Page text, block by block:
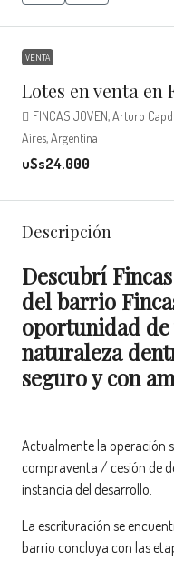
VENTA
Lotes en venta en
FINCAS JOVEN, Arturo
Aires, Argentina
u$s24.000
Descripción
Descubrí
del barrio
oportunidad
naturaleza
seguro y con
Actualmente la operación
compraventa / cesión de
instancia del desarrollo.
La escrituración se
barrio concluya con las